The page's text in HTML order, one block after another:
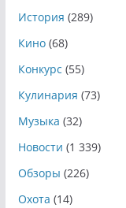
История (289)
Кино(68)
Конкурс (55)
Кулинария (73)
Музыка (32)
Новости (1 339)
Обзоры (226)
Охота (14)